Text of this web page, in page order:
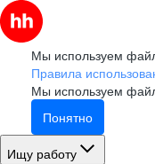
Мы используем
Правила
Мы используем
Понятно
Ищу работу